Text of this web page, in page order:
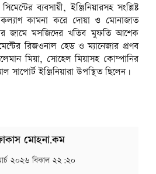
ব্যবসায়ী, ইঞ্জিনিয়ারসহ সংশ্লিষ্ট
কামনা করে দোয়া ও মোনাজাত
জামে মসজিদের খতিব মুফতি আশেক
রিজওনাল হেড ও ম্যানেজার প্রণব
মিয়া, সোহেল মিয়াসহ কোম্পানির
সাপোর্ট ইঞ্জিনিয়ারা উপস্থিত ছিলেন।
মোহনা.কম
২০২৬ বিকাল ২২:২০